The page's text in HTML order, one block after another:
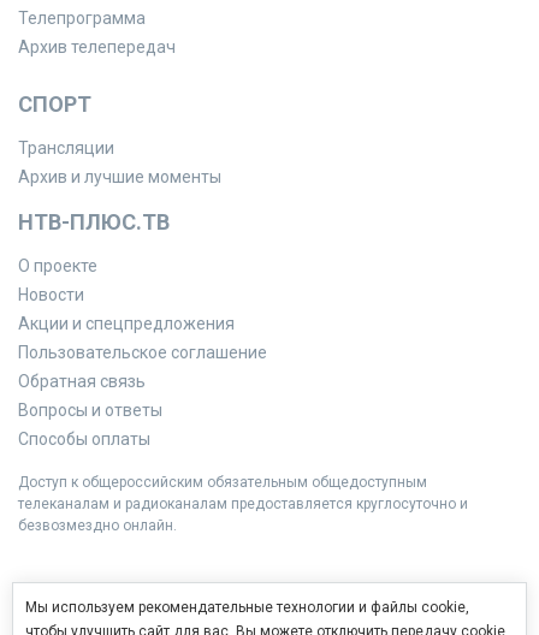
Телепрограмма
Архив телепередач
СПОРТ
Трансляции
Архив и лучшие моменты
НТВ-ПЛЮС.ТВ
О проекте
Новости
Акции и спецпредложения
Пользовательское соглашение
Обратная связь
Вопросы и ответы
Способы оплаты
Доступ к общероссийским обязательным общедоступным
телеканалам и радиоканалам предоставляется круглосуточно и
безвозмездно онлайн.
Мы используем рекомендательные технологии и файлы cookie,
чтобы улучшить сайт для вас. Вы можете отключить передачу cookie